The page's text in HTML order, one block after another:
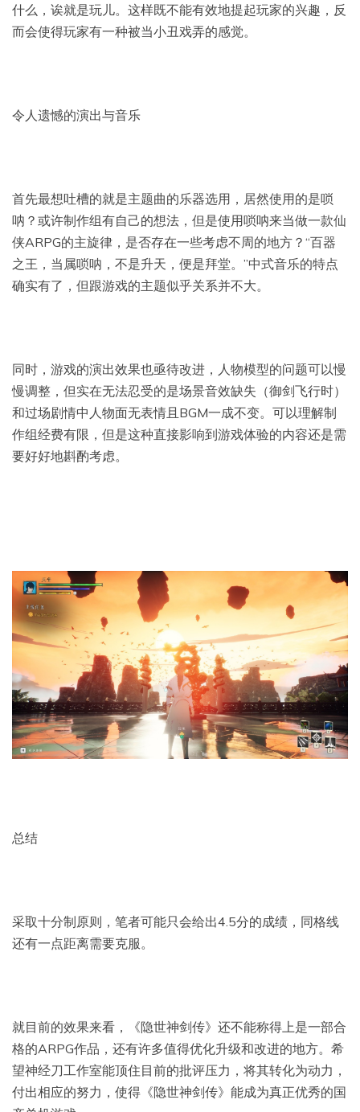
什么，诶就是玩儿。这样既不能有效地提起玩家的兴趣，反
而会使得玩家有一种被当小丑戏弄的感觉。
令人遗憾的演出与音乐
首先最想吐槽的就是主题曲的乐器选用，居然使用的是唢
呐？或许制作组有自己的想法，但是使用唢呐来当做一款仙
侠ARPG的主旋律，是否存在一些考虑不周的地方？“百器
之王，当属唢呐，不是升天，便是拜堂。”中式音乐的特点
确实有了，但跟游戏的主题似乎关系并不大。
同时，游戏的演出效果也亟待改进，人物模型的问题可以慢
慢调整，但实在无法忍受的是场景音效缺失（御剑飞行时）
和过场剧情中人物面无表情且BGM一成不变。可以理解制
作组经费有限，但是这种直接影响到游戏体验的内容还是需
要好好地斟酌考虑。
总结
采取十分制原则，笔者可能只会给出4.5分的成绩，同格线
还有一点距离需要克服。
就目前的效果来看，《隐世神剑传》还不能称得上是一部合
格的ARPG作品，还有许多值得优化升级和改进的地方。希
望神经刀工作室能顶住目前的批评压力，将其转化为动力，
付出相应的努力，使得《隐世神剑传》能成为真正优秀的国